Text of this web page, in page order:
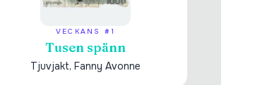
VECKANS #1
Tusen spänn
Tjuvjakt, Fanny Avonne